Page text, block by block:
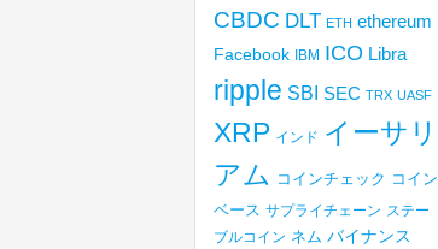
CBDC DLT ETH ethereum
Facebook IBM ICO Libra
ripple SBI SEC TRX UASF
XRP インド イーサリ
アム コインチェック コイン
ベース サプライチェーン ステー
ブルコイン ネム バイナンス